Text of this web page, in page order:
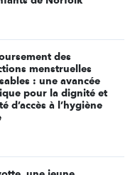
des
menstruelles
: une avancée
pour la dignité et
d’accès à l’hygiène